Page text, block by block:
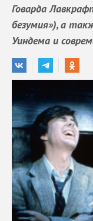
Говарда
безумия»), а
Уиндема и